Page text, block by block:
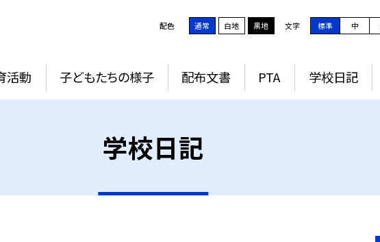
配色 通常 白地 黒地 文字 標準 中
活動 子どもたちの様子 配布文書 PTA 学校日記
学校日記